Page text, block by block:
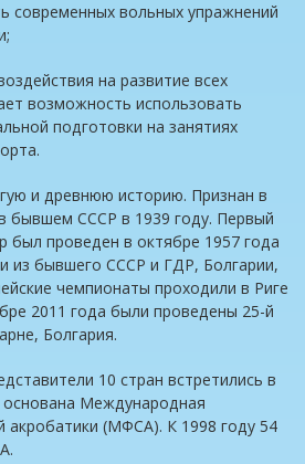
современных вольных упражнений
на развитие всех
возможность использовать
подготовки на занятиях
и древнюю историю. Признан в
бывшем СССР в 1939 году. Первый
был проведен в октябре 1957 года
из бывшего СССР и ГДР, Болгарии,
чемпионаты проходили в Риге
2011 года были проведены 25-й
Болгария.
10 стран встретились в
Международная
акробатики (МФСА). К 1998 году 54